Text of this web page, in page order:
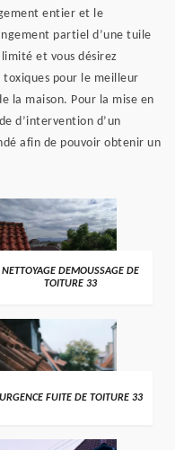
entier et le
partiel d’une tuile
et vous désirez
pour le meilleur
la maison. Pour la mise en
d’intervention d’un
afin de pouvoir obtenir un
NETTOYAGE DEMOUSSAGE DE
TOITURE 33
URGENCE FUITE DE TOITURE 33